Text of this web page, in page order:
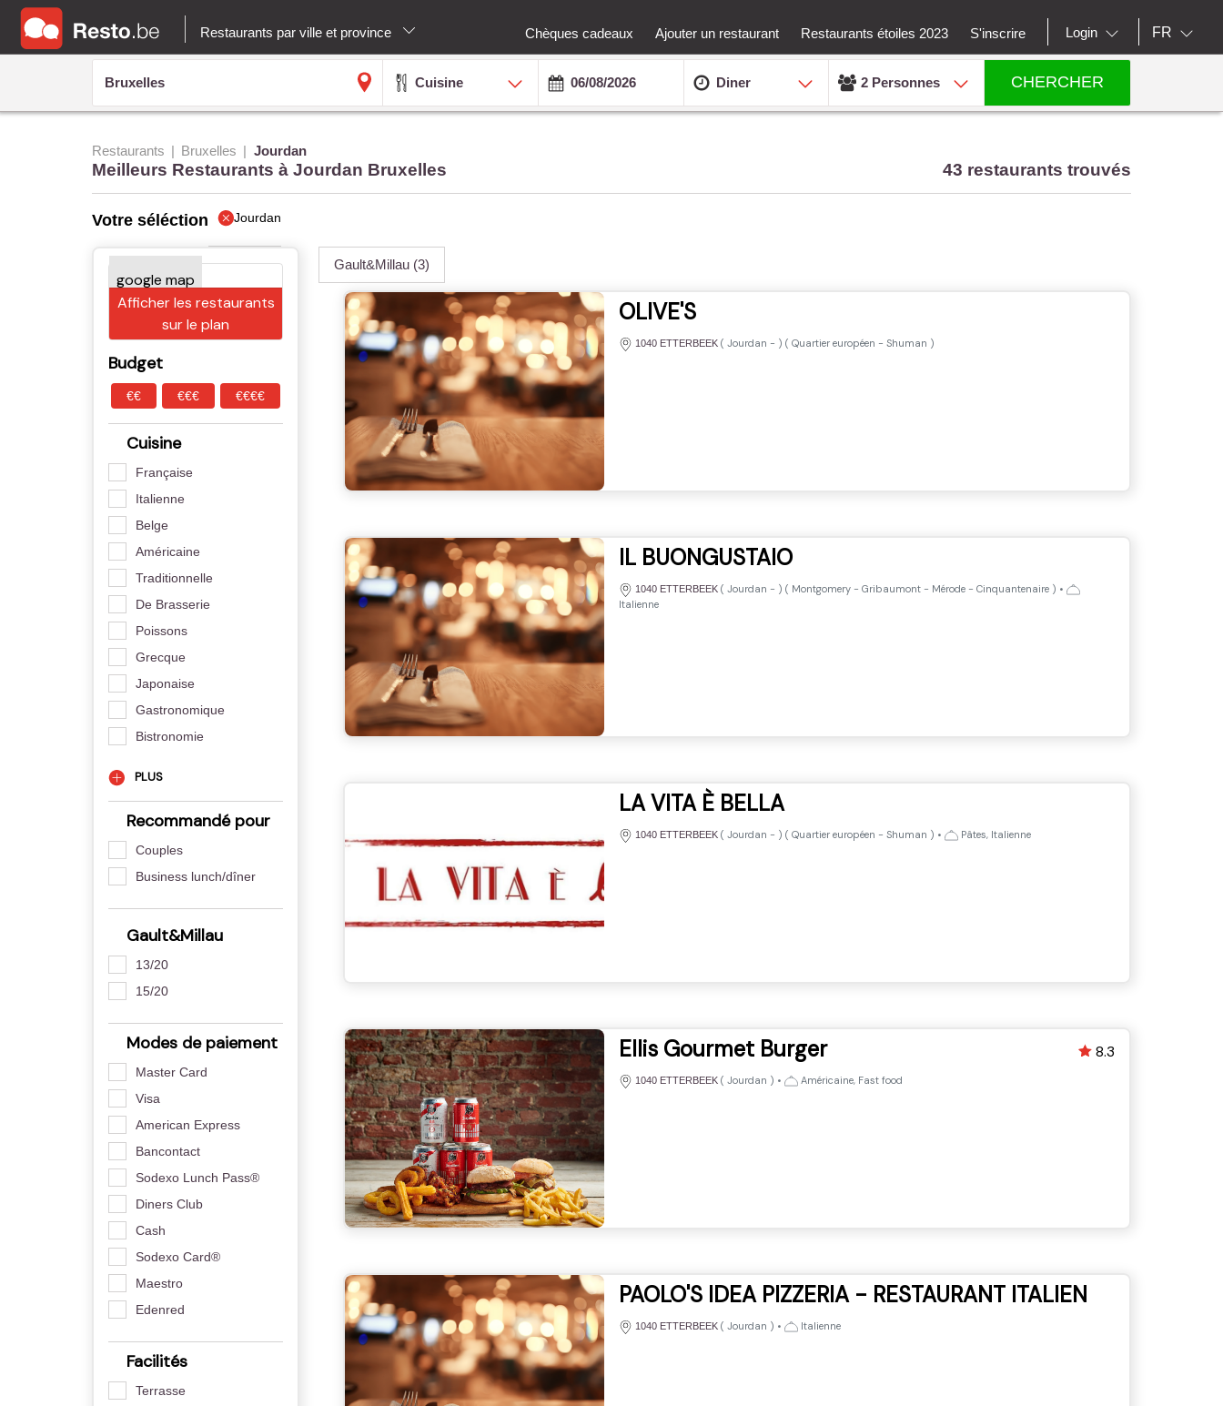
Restaurants par ville et province Chèques cadeaux Ajouter un restaurant Restaurants étoiles 2023 S'inscrire Login FR
Cuisine Diner 2 Personnes CHERCHER
Restaurants Bruxelles Jourdan
Meilleurs Restaurants à Jourdan Bruxelles 43 restaurants trouvés
Votre séléction Jourdan
Afficher les restaurants
sur le plan
Budget
€€ €€€ €€€€
Cuisine
Française
Italienne
Belge
Américaine
Traditionnelle
De Brasserie
Poissons
Grecque
Japonaise
Gastronomique
Bistronomie
PLUS
Recommandé pour
Couples
Business lunch/dîner
Gault&Millau
13/20
15/20
Modes de paiement
Master Card
Visa
American Express
Bancontact
Sodexo Lunch Pass®
Diners Club
Cash
Sodexo Card®
Maestro
Edenred
Facilités
Terrasse
Gault&Millau (3)
OLIVE'S
1040 ETTERBEEK ( Jourdan - ) ( Quartier européen - Shuman )
IL BUONGUSTAIO
1040 ETTERBEEK ( Jourdan - ) ( Montgomery - Gribaumont - Mérode - Cinquantenaire) •
Italienne
LA VITA È BELLA
1040 ETTERBEEK ( Jourdan - ) ( Quartier européen - Shuman ) • Pâtes, Italienne
Ellis Gourmet Burger
1040 ETTERBEEK ( Jourdan ) • Américaine, Fast food
8.3
PAOLO'S IDEA PIZZERIA - RESTAURANT ITALIEN
1040 ETTERBEEK ( Jourdan ) • Italienne